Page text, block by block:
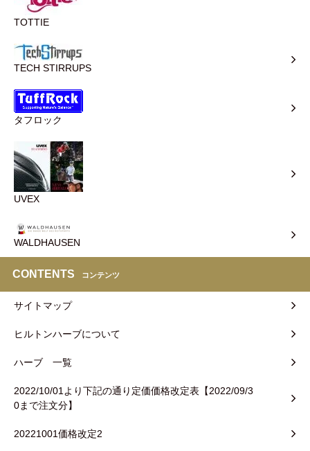
TOTTIE
TECH STIRRUPS
タフロック
UVEX
WALDHAUSEN
CONTENTS コンテンツ
サイトマップ
ヒルトンハーブについて
ハーブ 一覧
2022/10/01より下記の通り定価価格改定表【2022/09/3
0まで注文分】
20221001価格改定2